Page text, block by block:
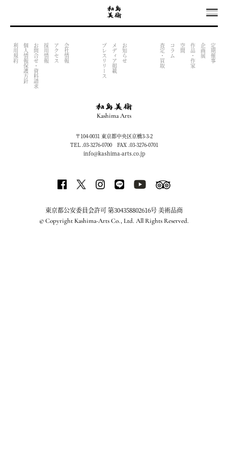
OUTPUT INDEX FILE (NOW UNDER CONSTRACTION)
定期催事
企画展
作品・作家
空間
コラム
査定・買取
お知らせ
メディア掲載
プレスリリース
会社情報
アクセス
採用情報
お問合せ・資料請求
個人情報保護方針
利用規約
Kashima Arts
〒104-0031 東京都中央区京橋3-3-2
TEL .03-3276-0700 FAX .03-3276-0701
info@kashima-arts.co.jp
東京都公安委員会許可 第304358802616号 美術品商
© Copyright Kashima-Arts Co., Ltd. All Rights Reserved.